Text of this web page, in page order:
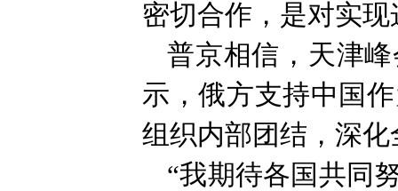
密切合作，是对实
普京相信，天津
示，俄方支持中国
组织内部团结，深
“我期待各国共同